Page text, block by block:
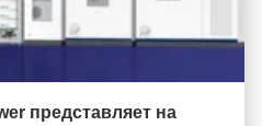
представляет на